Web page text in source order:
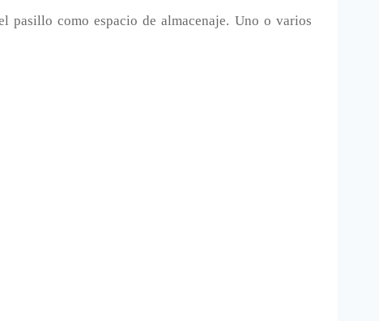
pasillo como espacio de almacenaje. Uno o varios